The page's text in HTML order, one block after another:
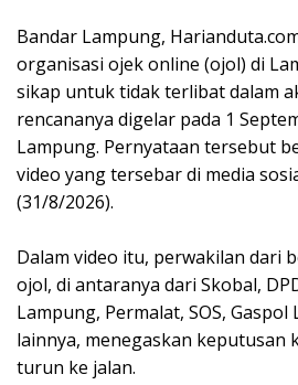
Bandar Lampung,
organisasi ojek online (ojol) di
sikap untuk tidak terlibat dalam
rencananya digelar pada 1
Lampung. Pernyataan tersebut
video yang tersebar di media
(31/8/2026).
‎Dalam video itu, perwakilan dari
ojol, di antaranya dari Skobal,
Lampung, Permalat, SOS, Gaspol
lainnya, menegaskan
turun ke jalan.